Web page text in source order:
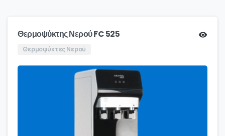
Θερμοψύκτης Νερού FC 525
Θερμοψύκτες Νερού